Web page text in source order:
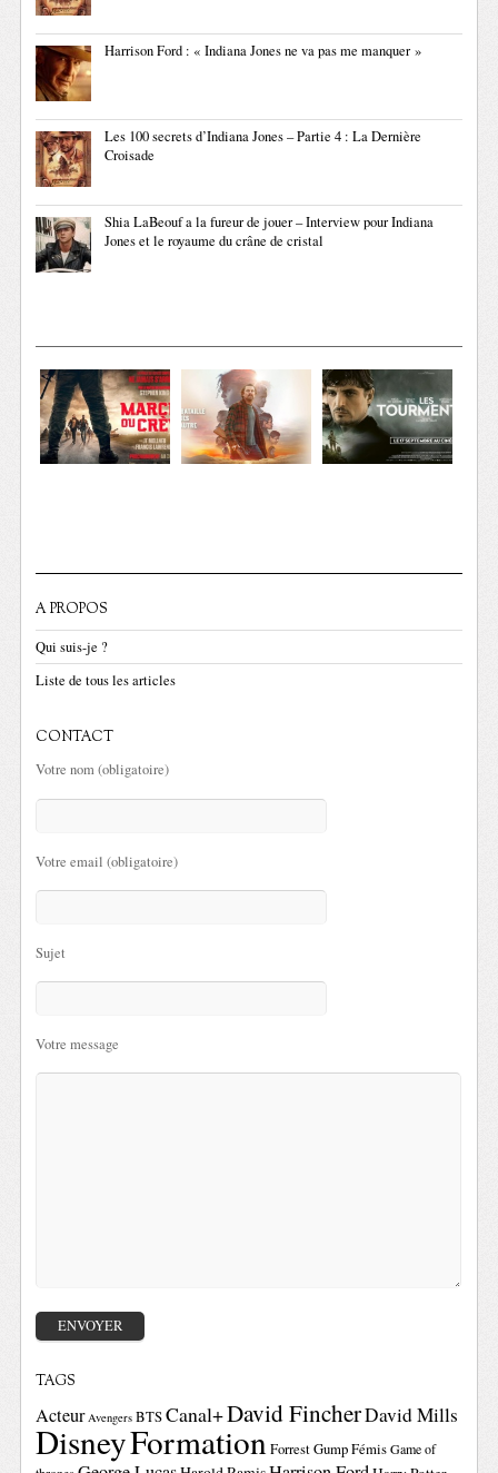
Harrison Ford : « Indiana Jones ne va pas me manquer »
Les 100 secrets d’Indiana Jones – Partie 4 : La Dernière
Croisade
Shia LaBeouf a la fureur de jouer – Interview pour Indiana
Jones et le royaume du crâne de cristal
A PROPOS
Qui suis-je ?
Liste de tous les articles
CONTACT
Votre nom (obligatoire)
Votre email (obligatoire)
Sujet
Votre message
TAGS
Acteur Avengers BTSCanal+David FincherDavid Mills
DisneyFormationForrest GumpFémis Game of